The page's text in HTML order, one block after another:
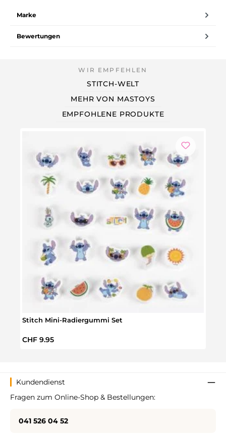
Marke
Bewertungen
STITCH-WELT
MEHR VON MASTOYS
EMPFOHLENE PRODUKTE
Stitch Mini-Radiergummi Set
Regulärer Preis:
CHF 9.95
Kundendienst
Fragen zum Online-Shop & Bestellungen:
041 526 04 52